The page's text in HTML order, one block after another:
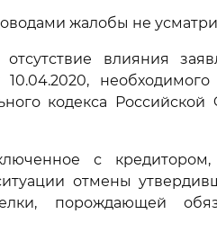
жалобы не
влияния
кодекса
с
отмены
порождающей